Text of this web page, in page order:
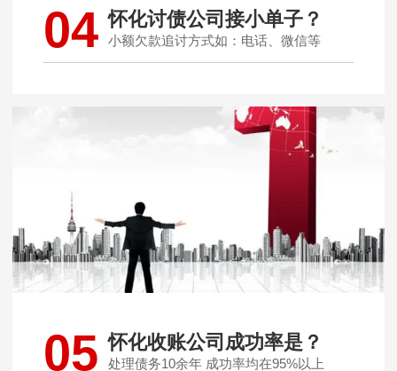
04 怀化讨债公司接小单子？
小额欠款追讨方式如：电话、微信等
05 怀化收账公司成功率是？
处理债务10余年 成功率均在95%以上